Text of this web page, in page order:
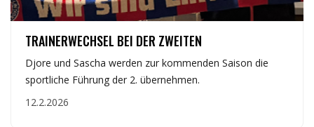
TRAINERWECHSEL BEI DER ZWEITEN
Djore und Sascha werden zur kommenden Saison die
sportliche Führung der 2. übernehmen.
12.2.2026